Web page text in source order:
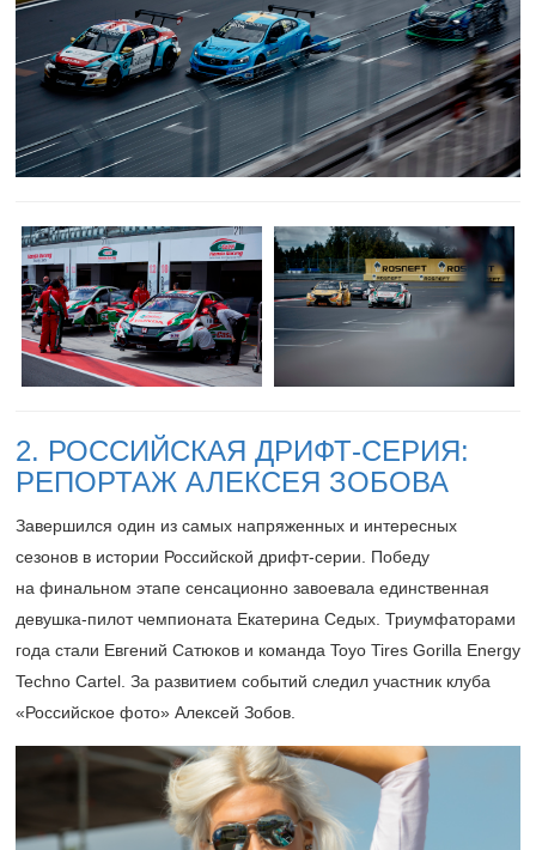
2. РОССИЙСКАЯ ДРИФТ-СЕРИЯ:
РЕПОРТАЖ АЛЕКСЕЯ ЗОБОВА
Завершился один из самых напряженных и интересных
сезонов в истории Российской дрифт-серии. Победу
на финальном этапе сенсационно завоевала единственная
девушка-пилот чемпионата Екатерина Седых. Триумфаторами
года стали Евгений Сатюков и команда Toyo Tires Gorilla Energy
Techno Cartel. За развитием событий следил участник клуба
«Российское фото» Алексей Зобов.